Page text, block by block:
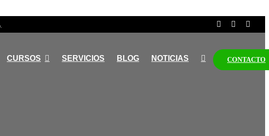
CURSOS SERVICIOS BLOG NOTICIAS CONTACTO